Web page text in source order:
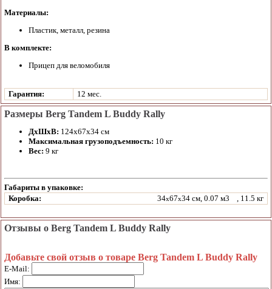
Материалы:
Пластик, металл, резина
В комплекте:
Прицеп для веломобиля
Гарантия: 12 мес.
Размеры Berg Tandem L Buddy Rally
ДхШхВ: 124х67х34 см
Максимальная грузоподъемность: 10 кг
Вес: 9 кг
Габариты в упаковке:
Коробка:
34x67x34 см, 0.07 м3 , 11.5 кг
Отзывы о Berg Tandem L Buddy Rally
Добавьте свой отзыв о товаре Berg Tandem L Buddy Rally
E-Mail:
Имя: